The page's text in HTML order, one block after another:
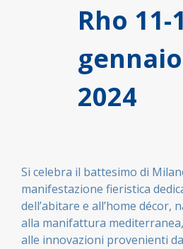
Rho 11-
gennaio
2024
Si celebra il battesimo di
manifestazione fieristica
dell’abitare e all’home décor,
alla manifattura
alle innovazioni provenienti